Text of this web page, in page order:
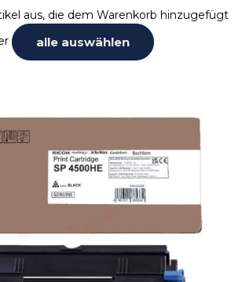
aus, die dem Warenkorb hinzugefügt
alle auswählen